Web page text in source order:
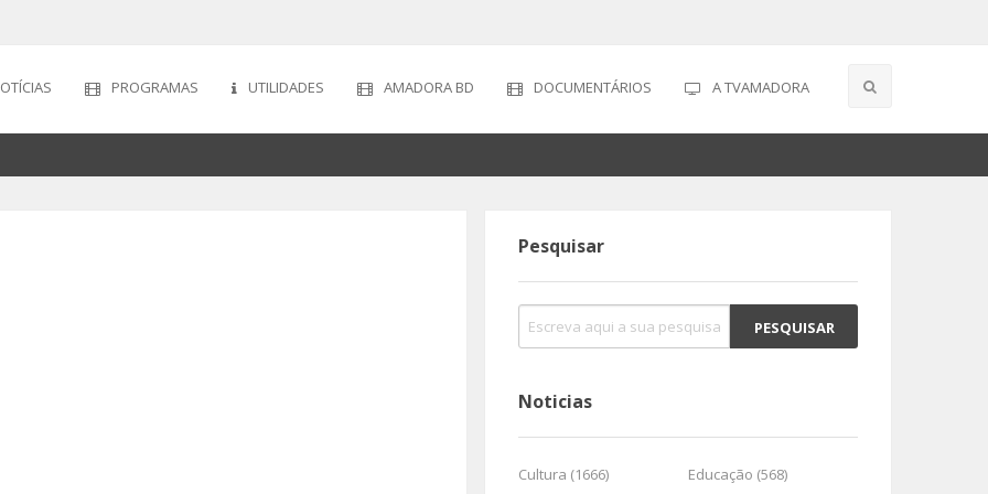
PROGRAMAS UTILIDADES AMADORA BD DOCUMENTÁRIOS A TVAMADORA
Pesquisar
Noticias
Cultura (1666)
Educação (568)